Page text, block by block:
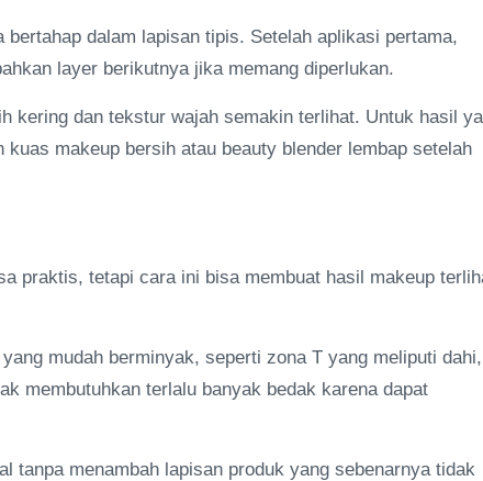
dalam lapisan tipis. Setelah aplikasi pertama,
layer berikutnya jika memang diperlukan.
kering dan tekstur wajah semakin terlihat. Untuk hasil
makeup bersih atau beauty blender lembap setelah
praktis, tetapi cara ini bisa membuat hasil makeup
mudah berminyak, seperti zona T yang meliputi dahi,
membutuhkan terlalu banyak bedak karena dapat
tanpa menambah lapisan produk yang sebenarnya tidak